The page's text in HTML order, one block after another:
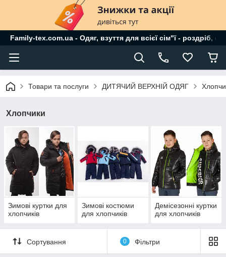
Family-tex.com.ua - Одяг, взуття для всієї сім"ї - роздріб,
Товари та послуги ДИТЯЧИЙ ВЕРХНІЙ ОДЯГ
Хлопчики
Зимові куртки для
хлопчиків
Зимові костюми
для хлопчиків
Демісезонні куртки
для хлопчиків
Сортування 0 Фільтри